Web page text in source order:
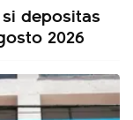
depositas
2026